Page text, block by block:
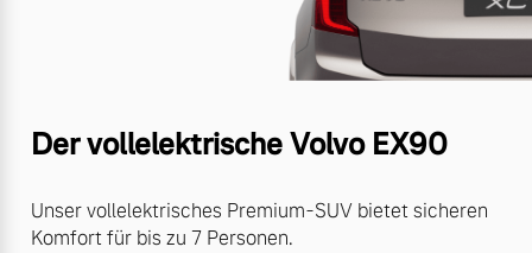
Der vollelektrische Volvo EX90
Unser vollelektrisches Premium-SUV bietet sicheren
Komfort für bis zu 7 Personen.